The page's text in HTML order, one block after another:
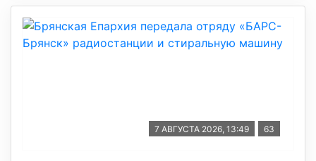
7 АВГУСТА 2026, 13:49 63